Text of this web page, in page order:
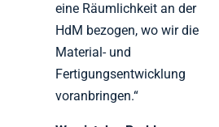
eine Räumlichkeit an der
HdM bezogen, wo wir die
Material- und
Fertigungsentwicklung
voranbringen.“